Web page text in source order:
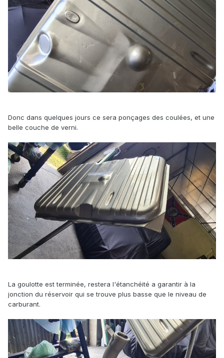
Donc dans quelques jours ce sera ponçages des coulées, et une
belle couche de verni.
La goulotte est terminée, restera l'étanchéité a garantir à la
jonction du réservoir qui se trouve plus basse que le niveau de
carburant.